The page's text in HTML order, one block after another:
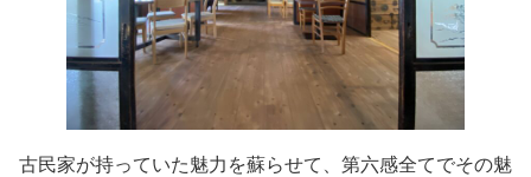
古民家が持っていた魅力を蘇らせて、第六感全てでその魅